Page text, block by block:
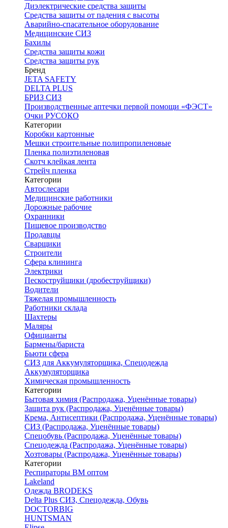
Диэлектрические средства защиты
Средства защиты от падения с высоты
Аварийно-спасательное оборудование
Медицинские СИЗ
Бахилы
Средства защиты кожи
Средства защиты рук
Бренд
JETA SAFETY
DELTA PLUS
БРИЗ СИЗ
Производственные аптечки первой помощи «ФЭСТ»
Очки РУСОКО
Категории
Коробки картонные
Мешки строительные полипропиленовые
Пленка полиэтиленовая
Скотч клейкая лента
Стрейч пленка
Категории
Автослесари
Медицинские работники
Дорожные рабочие
Охранники
Пищевое производство
Продавцы
Сварщики
Строители
Сфера клининга
Электрики
Пескоструйщики (дробеструйщики)
Водители
Тяжелая промышленность
Работники склада
Шахтеры
Маляры
Официанты
Бармены/бариста
Бьюти сфера
СИЗ для Аккумуляторщика, Спецодежда
Аккумуляторщика
Химическая промышленность
Категории
Бытовая химия (Распродажа, Уценённые товары)
Защита рук (Распродажа, Уценённые товары)
Крема, Антисептики (Распродажа, Уценённые товары)
СИЗ (Распродажа, Уценённые товары)
Спецобувь (Распродажа, Уценённые товары)
Спецодежда (Распродажа, Уценённые товары)
Хозтовары (Распродажа, Уценённые товары)
Категории
Респираторы ВМ оптом
Lakeland
Одежда BRODEKS
Delta Plus СИЗ, Спецодежда, Обувь
DOCTORBIG
HUNTSMAN